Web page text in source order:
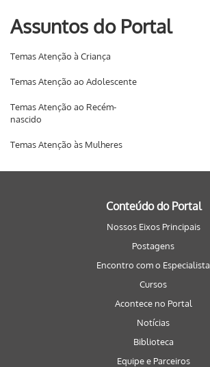
Assuntos do Portal
Temas Atenção à Criança
Temas Atenção ao Adolescente
Temas Atenção ao Recém-
nascido
Temas Atenção às Mulheres
Conteúdo do Portal
Nossos Eixos Principais
Postagens
Encontro com o Especialista
Cursos
Acontece no Portal
Notícias
Biblioteca
Equipe e Parceiros